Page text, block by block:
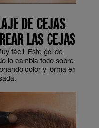
DE CEJAS
LAS CEJAS
fácil. Este gel de
lo cambia todo sobre
color y forma en